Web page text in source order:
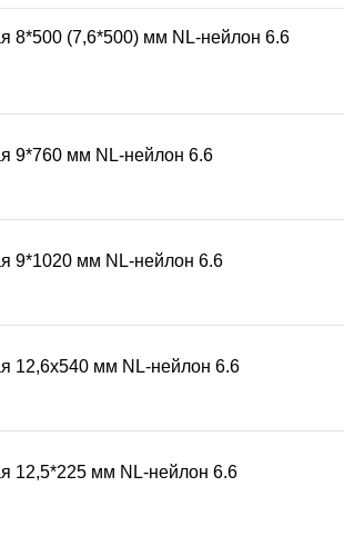
8*500 (7,6*500) мм NL-нейлон 6.6
9*760 мм NL-нейлон 6.6
9*1020 мм NL-нейлон 6.6
12,6x540 мм NL-нейлон 6.6
12,5*225 мм NL-нейлон 6.6